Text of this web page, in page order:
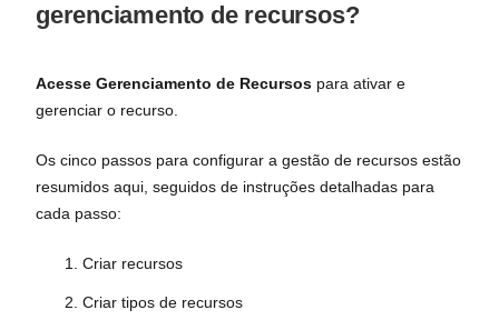
gerenciamento de recursos?
Acesse Gerenciamento de Recursos para ativar e
gerenciar o recurso.
Os cinco passos para configurar a gestão de recursos estão
resumidos aqui, seguidos de instruções detalhadas para
cada passo:
Criar recursos
Criar tipos de recursos